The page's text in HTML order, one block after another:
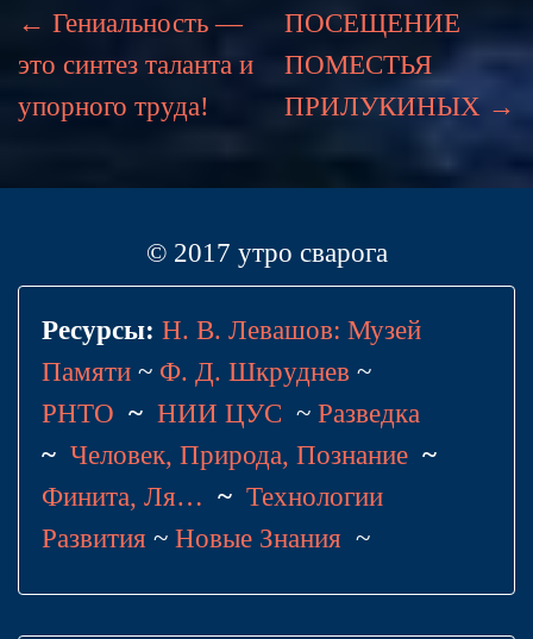
Post
navigation
← Гениальность —
это синтез таланта и
упорного труда!
ПОСЕЩЕНИЕ
ПОМЕСТЬЯ
ПРИЛУКИНЫХ →
© 2017 утро сварога
Ресурсы: Н. В. Левашов: Музей
Памяти ~ Ф. Д. Шкруднев ~
РНТО ~ НИИ ЦУС ~ Разведка
~ Человек, Природа, Познание ~
Финита, Ля… ~ Технологии
Развития ~ Новые Знания ~